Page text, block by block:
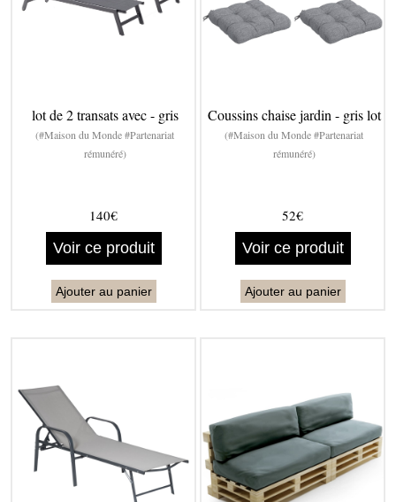
lot de 2 transats avec - gris
(#Maison du Monde #Partenariat
rémunéré)
140€
Voir ce produit
Ajouter au panier
Coussins chaise jardin - gris lot
(#Maison du Monde #Partenariat
rémunéré)
52€
Voir ce produit
Ajouter au panier